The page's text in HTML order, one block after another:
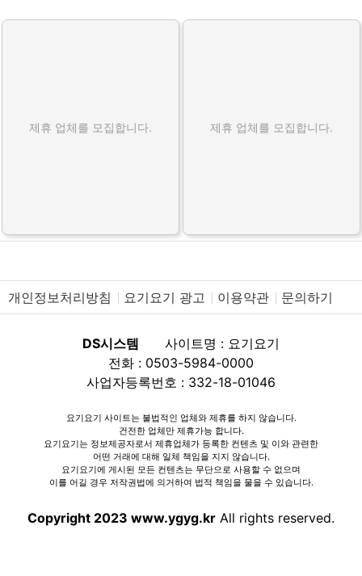
제휴 업체를 모집합니다. 제휴 업체를 모집합니다.
개인정보처리방침 요기요기 광고 이용약관 문의하기
DS시스템
사이트명 : 요기요기
전화 : 0503-5984-0000
사업자등록번호 : 332-18-01046
요기요기 사이트는 불법적인 업체와 제휴를 하지 않습니다.
건전한 업체만 제휴가능 합니다.
요기요기는 정보제공자로서 제휴업체가 등록한 컨텐츠 및 이와 관련한
어떤 거래에 대해 일체 책임을 지지 않습니다.
요기요기에 게시된 모든 컨텐츠는 무단으로 사용할 수 없으며
이를 어길 경우 저작권법에 의거하여 법적 책임을 물을 수 있습니다.
Copyright 2023 www.ygyg.kr All rights reserved.